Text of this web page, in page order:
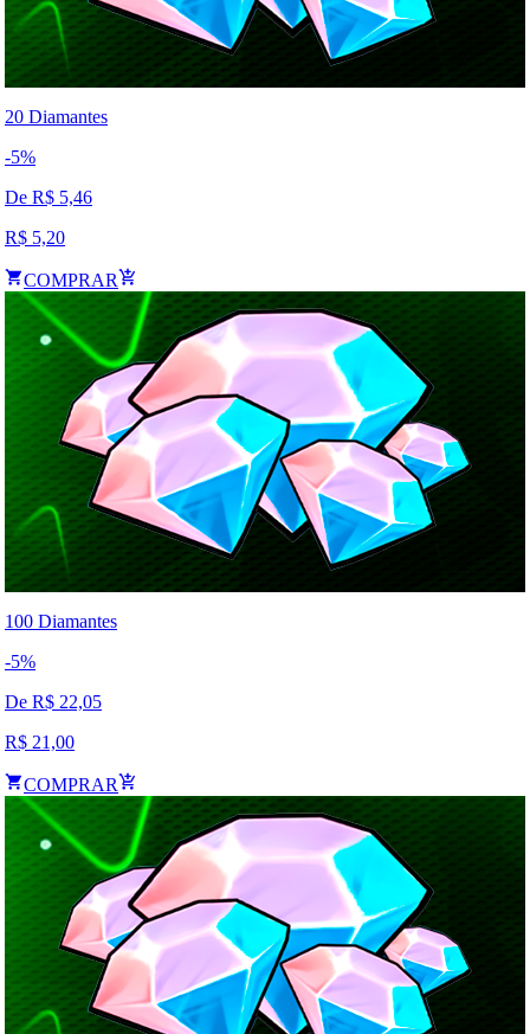
20 Diamantes
-5%
De R$ 5,46
R$ 5,20
COMPRAR
100 Diamantes
-5%
De R$ 22,05
R$ 21,00
COMPRAR